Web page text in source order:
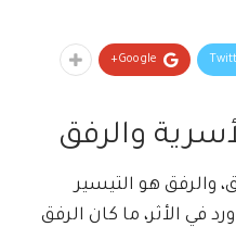
Google+
والرفق
والرفق هو التيسير
في الأثر، ما كان الرفق